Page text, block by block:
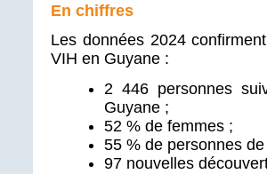
En chiffres
Les données 2024
VIH en Guyane :
2 446 personnes
Guyane ;
52 % de femmes ;
55 % de personnes
97 nouvelles